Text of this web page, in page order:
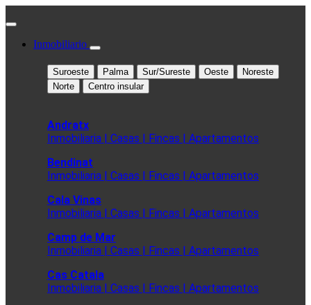
Inmobiliario
Suroeste Palma Sur/Sureste Oeste
Noreste
Norte
Centro insular
Andratx
Inmobiliaria | Casas | Fincas | Apartamentos
Bendinat
Inmobiliaria | Casas | Fincas | Apartamentos
Cala Vinas
Inmobiliaria | Casas | Fincas | Apartamentos
Camp de Mar
Inmobiliaria | Casas | Fincas | Apartamentos
Cas Catala
Inmobiliaria | Casas | Fincas | Apartamentos